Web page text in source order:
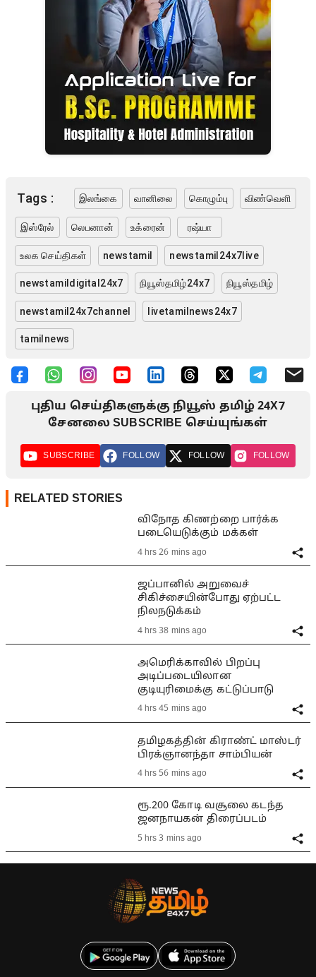
Tags : இலங்கை வானிலை கொழும்பு விண்வெளி
இஸ்ரேல் லெபனான் உக்ரைன் ரஷ்யா
உலக செய்திகள் newstamil newstamil24x7live
newstamildigital24x7 நியூஸ்தமிழ்24x7 நியூஸ்தமிழ்
newstamil24x7channel livetamilnews24x7
tamilnews
புதிய செய்திகளுக்கு நியூஸ் தமிழ் 24X7
சேனலை SUBSCRIBE செய்யுங்கள்
SUBSCRIBE FOLLOW FOLLOW FOLLOW
RELATED STORIES
விநோத கிணற்றை பார்க்க
படையெடுக்கும் மக்கள்
4 hrs 26 mins ago
ஜப்பானில் அறுவைச்
சிகிச்சையின்போது ஏற்பட்ட
நிலநடுக்கம்
4 hrs 38 mins ago
அமெரிக்காவில் பிறப்பு
அடிப்படையிலான
குடியுரிமைக்கு கட்டுப்பாடு
4 hrs 45 mins ago
தமிழகத்தின் கிராண்ட் மாஸ்டர்
பிரக்ஞானந்தா சாம்பியன்
4 hrs 56 mins ago
ரூ.200 கோடி வசூலை கடந்த
ஜனநாயகன் திரைப்படம்
5 hrs 3 mins ago